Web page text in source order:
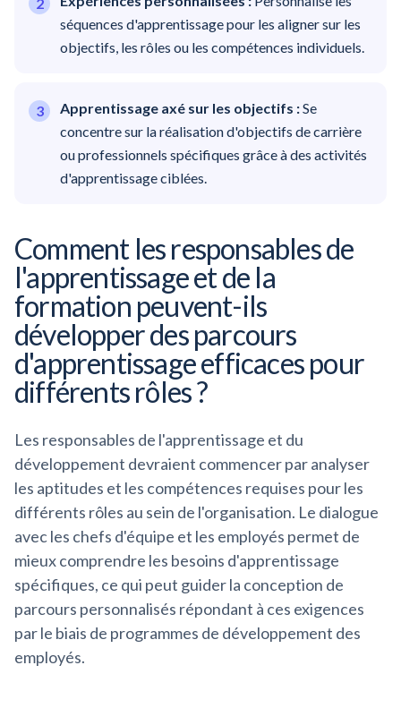
séquences d'apprentissage pour les aligner sur les
objectifs, les rôles ou les compétences individuels.
Apprentissage axé sur les objectifs :Se
concentre sur la réalisation d'objectifs de carrière
ou professionnels spécifiques grâce à des activités
d'apprentissage ciblées.
Comment les responsables de
l'apprentissage et de la
formation peuvent-ils
développer des parcours
d'apprentissage efficaces pour
différents rôles ?
Les responsables de l'apprentissage et du
développement devraient commencer par analyser
les aptitudes et les compétences requises pour les
différents rôles au sein de l'organisation. Le dialogue
avec les chefs d'équipe et les employés permet de
mieux comprendre les besoins d'apprentissage
spécifiques, ce qui peut guider la conception de
parcours personnalisés répondant à ces exigences
par le biais de programmes de développement des
employés.